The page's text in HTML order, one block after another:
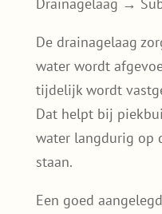
Drainagelaag →
De drainagelaag
water wordt
tijdelijk wordt
Dat helpt bij
water langdurig op
staan.
Een goed